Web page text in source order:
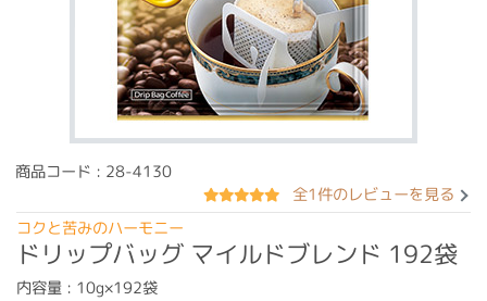
商品コード : 28-4130
全1件のレビューを見る
コクと苦みのハーモニー
ドリップバッグ マイルドブレンド 192袋
内容量 : 10g×192袋